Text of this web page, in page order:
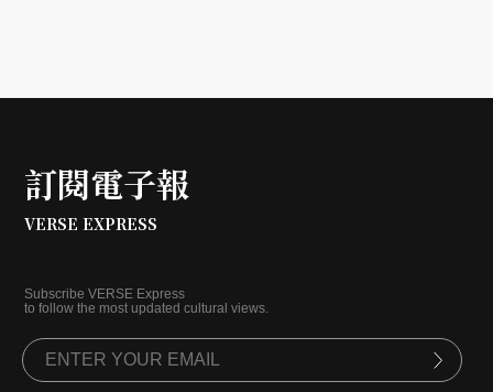
訂閱電子報
VERSE EXPRESS
Subscribe VERSE Express
to follow the most updated cultural views.